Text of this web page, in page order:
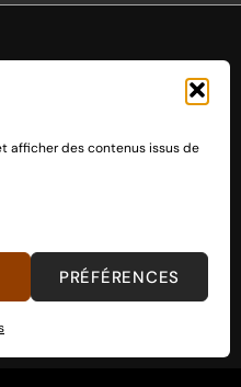
afficher des contenus issus de
PRÉFÉRENCES